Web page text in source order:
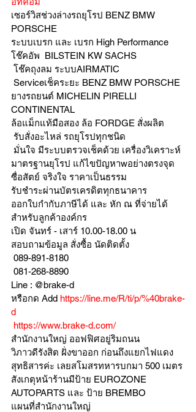
เซอร์วิสช่วงล่างรถยุโรป BENZ BMW
PORSCHE
ระบบเบรก และ เบรก High Performance
โช๊คอัพ  BILSTEIN KW SACHS
โช๊คถุงลม ระบบAIRMATIC
Serviceเช็คระยะ BENZ BMW PORSCHE
ยางรถยนต์ MICHELIN PIRELLI
CONTINENTAL
ล้อแม็กแท้มือสอง ล้อ FORDGE สั่งผลิต
รับสั่งอะไหล่ รถยุโรปทุกชนิด
มาตรฐานยุโรป แก้ไขปัญหาwอย่างตรงจุด
ซื่อสัตย์ จริงใจ ราคาเป็นธรรม
รับชำระผ่านบัตรเครดิตทุกธนาคาร
ออกใบกำกับภาษีได้ และ หัก ณ ที่จ่ายได้
สำหรับลูกค้าองค์กร
เปิด จันทร์ - เสาร์ 10.00-18.00 น
สอบถามข้อมูล สั่งซื้อ นัดติดตั้ง
089-891-8180
081-268-8890
Line : @brake-d
หรือกด Add https://line.me/R/ti/p/%40brake-
d
https://www.brake-d.com/
สำนักงานใหญ่ ออฟฟิศอยู่ริมถนน
วิภาวดีรังสิต ฝั่งขาออก ก่อนถึงแยกไฟแดง
สุทธิสารค่ะ เลยสโมสรทหารบกมา 500 เมตร
สังเกตุหน้าร้านมีป้าย EUROZONE
AUTOPARTS และ ป้าย BREMBO
แผนที่สำนักงานใหญ่